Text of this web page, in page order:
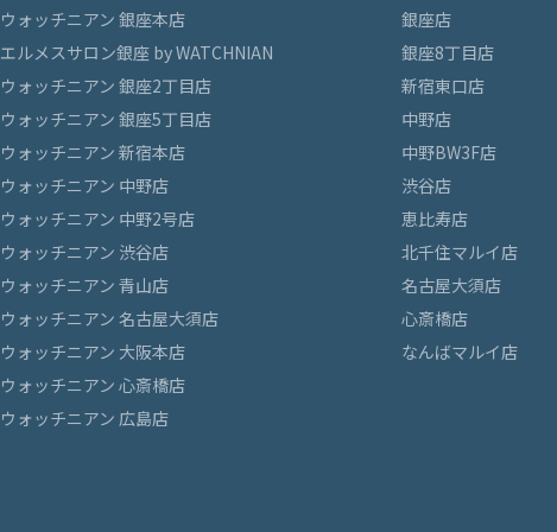
ウォッチニアン 銀座本店
エルメスサロン銀座 by WATCHNIAN
ウォッチニアン 銀座2丁目店
ウォッチニアン 銀座5丁目店
ウォッチニアン 新宿本店
ウォッチニアン 中野店
ウォッチニアン 中野2号店
ウォッチニアン 渋谷店
ウォッチニアン 青山店
ウォッチニアン 名古屋大須店
ウォッチニアン 大阪本店
ウォッチニアン 心斎橋店
ウォッチニアン 広島店
銀座店
銀座8丁目店
新宿東口店
中野店
中野BW3F店
渋谷店
恵比寿店
北千住マルイ店
名古屋大須店
心斎橋店
なんばマルイ店